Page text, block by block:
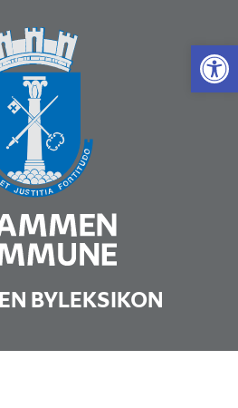
Vis
BYLEKSIKON